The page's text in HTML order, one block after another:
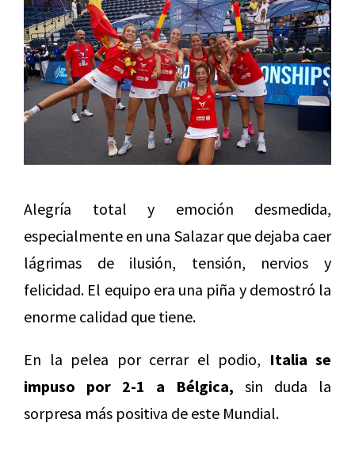
Alegría total y emoción desmedida,
especialmente en una Salazar que dejaba caer
lágrimas de ilusión, tensión, nervios y
felicidad. El equipo era una piña y demostró la
enorme calidad que tiene.
En la pelea por cerrar el podio, Italia se
impuso por 2-1 a Bélgica, sin duda la
sorpresa más positiva de este Mundial.